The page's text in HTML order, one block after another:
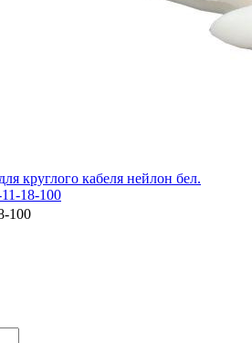
круглого кабеля нейлон бел.
18-100
100